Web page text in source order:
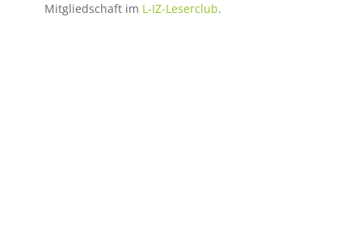
Mitgliedschaft im L-IZ-Leserclub.